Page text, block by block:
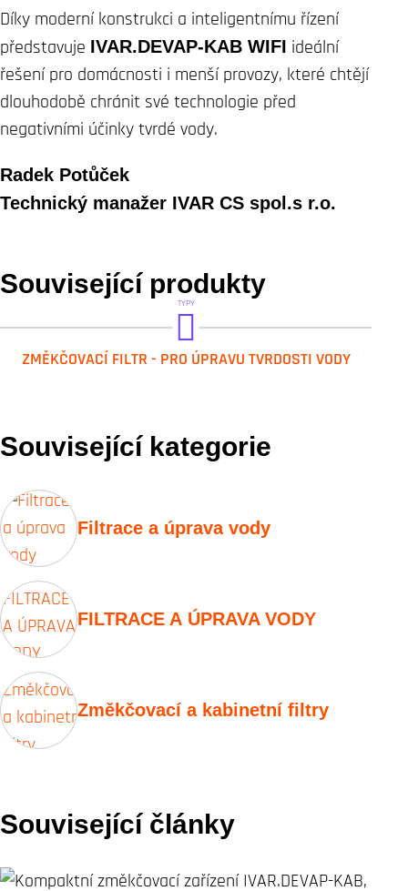
Díky moderní konstrukci a inteligentnímu řízení
představuje IVAR.DEVAP-KAB WIFI ideální
řešení pro domácnosti i menší provozy, které chtějí
dlouhodobě chránit své technologie před
negativními účinky tvrdé vody.
Radek Potůček
Technický manažer IVAR CS spol.s r.o.
Související produkty
TYPY
ZMĚKČOVACÍ FILTR - PRO ÚPRAVU TVRDOSTI VODY
Související kategorie
Filtrace a úprava vody
FILTRACE A ÚPRAVA VODY
Změkčovací a kabinetní filtry
Související články